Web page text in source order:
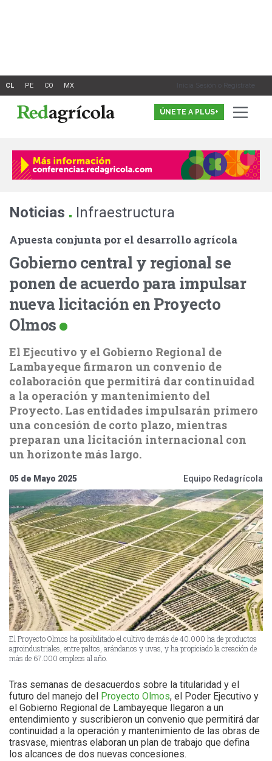
Inicia Sesión o Registrate
ÚNETE A PLUS+
Noticias . Infraestructura
Apuesta conjunta por el desarrollo agrícola
Gobierno central y regional se
ponen de acuerdo para impulsar
nueva licitación en Proyecto
Olmos
El Ejecutivo y el Gobierno Regional de
Lambayeque firmaron un convenio de
colaboración que permitirá dar continuidad
a la operación y mantenimiento del
Proyecto. Las entidades impulsarán primero
una concesión de corto plazo, mientras
preparan una licitación internacional con
un horizonte más largo.
05 de Mayo 2025 Equipo Redagrícola
El Proyecto Olmos ha posibilitado el cultivo de más de 40.000 ha de productos
agroindustriales, entre paltos, arándanos y uvas, y ha propiciado la creación de
más de 67.000 empleos al año.
Tras semanas de desacuerdos sobre la titularidad y el
futuro del manejo del
Proyecto Olmos, el Poder Ejecutivo y
el Gobierno Regional de Lambayeque llegaron a un
entendimiento y suscribieron un convenio que permitirá dar
continuidad a la operación y mantenimiento de las obras de
trasvase, mientras elaboran un plan de trabajo que defina
los alcances de dos nuevas concesiones.